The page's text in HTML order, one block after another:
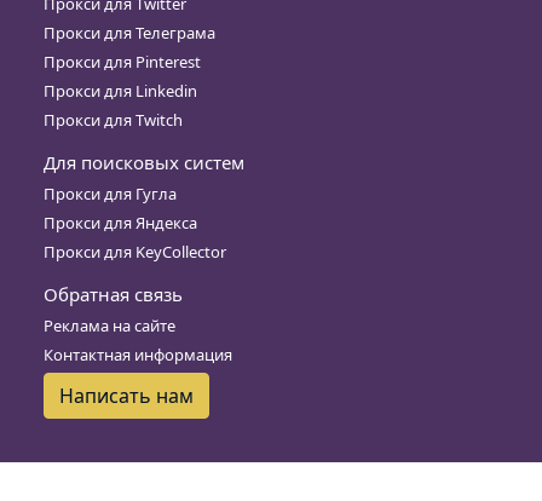
Прокси для Телеграма
Прокси для Pinterest
Прокси для Linkedin
Прокси для Twitch
Для поисковых систем
Прокси для Гугла
Прокси для Яндекса
Прокси для KeyCollector
Обратная связь
Реклама на сайте
Контактная информация
Написать нам